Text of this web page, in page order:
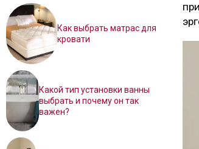
Как выбрать матрас для
кровати
Какой тип установки ванны
выбрать и почему он так
важен?